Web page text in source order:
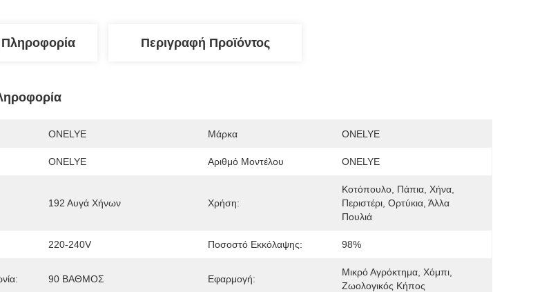
Περιγραφή Προϊόντος
ONELYE Μάρκα ONELYE
ONELYE Αριθμό Μοντέλου ONELYE
192 Αυγά Χήνων Χρήση:
Κοτόπουλο, Πάπια, Χήνα,
Περιστέρι, Ορτύκια, Άλλα
Πουλιά
220-240V Ποσοστό Εκκόλαψης: 98%
90 ΒΑΘΜΟΣ Εφαρμογή:
Μικρό Αγρόκτημα, Χόμπι,
Ζωολογικός Κήπος